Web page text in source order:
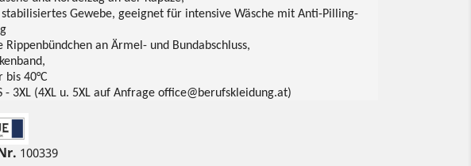
stabilisiertes Gewebe, geeignet für intensive Wäsche mit Anti-Pilling-
Rippenbündchen an Ärmel- und Bundabschluss,
bis 40°C
- 3XL (4XL u. 5XL auf Anfrage office@berufskleidung.at)
100339